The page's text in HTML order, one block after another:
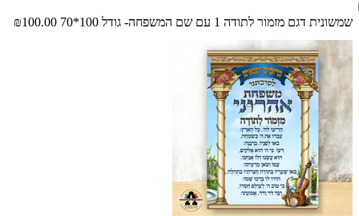
שמשונית דגם מזמור לתודה 1 עם שם המשפחה- גודל 100*70 ₪100.00